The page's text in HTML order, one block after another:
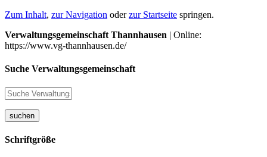
Zum Inhalt, zur Navigation oderzur Startseite springen.
Verwaltungsgemeinschaft Thannhausen | Online:
https://www.vg-thannhausen.de/
Suche Verwaltungsgemeinschaft
suchen
Schriftgröße